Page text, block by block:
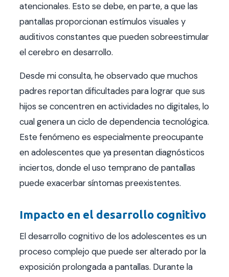
atencionales. Esto se debe, en parte, a que las
pantallas proporcionan estímulos visuales y
auditivos constantes que pueden sobreestimular
el cerebro en desarrollo.
Desde mi consulta, he observado que muchos
padres reportan dificultades para lograr que sus
hijos se concentren en actividades no digitales, lo
cual genera un ciclo de dependencia tecnológica.
Este fenómeno es especialmente preocupante
en adolescentes que ya presentan diagnósticos
inciertos, donde el uso temprano de pantallas
puede exacerbar síntomas preexistentes.
Impacto en el desarrollo cognitivo
El desarrollo cognitivo de los adolescentes es un
proceso complejo que puede ser alterado por la
exposición prolongada a pantallas. Durante la